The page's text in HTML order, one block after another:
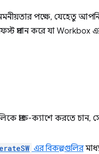
পক্ষে, যেহেতু আপনি
প্রদান করে যা Workbox
প্রাক-ক্যাশে করতে
এর বিকল্পগুলির